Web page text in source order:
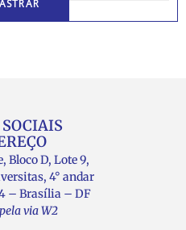
Bloco D, Lote 9,
4° andar
– Brasília – DF
via W2